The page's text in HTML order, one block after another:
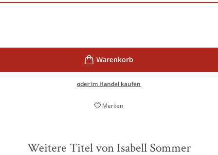
oder im Handel kaufen
Merken
Weitere Titel von Isabell Sommer